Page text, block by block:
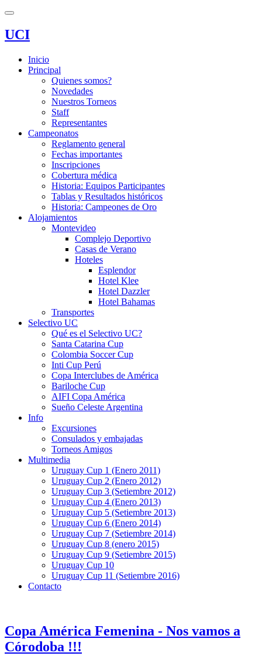
UCI
Inicio
Principal
Quienes somos?
Novedades
Nuestros Torneos
Staff
Representantes
Campeonatos
Reglamento general
Fechas importantes
Inscripciones
Cobertura médica
Historia: Equipos Participantes
Tablas y Resultados históricos
Historia: Campeones de Oro
Alojamientos
Montevideo
Complejo Deportivo
Casas de Verano
Hoteles
Esplendor
Hotel Klee
Hotel Dazzler
Hotel Bahamas
Transportes
Selectivo UC
Qué es el Selectivo UC?
Santa Catarina Cup
Colombia Soccer Cup
Inti Cup Perú
Copa Interclubes de América
Bariloche Cup
AIFI Copa América
Sueño Celeste Argentina
Info
Excursiones
Consulados y embajadas
Torneos Amigos
Multimedia
Uruguay Cup 1 (Enero 2011)
Uruguay Cup 2 (Enero 2012)
Uruguay Cup 3 (Setiembre 2012)
Uruguay Cup 4 (Enero 2013)
Uruguay Cup 5 (Setiembre 2013)
Uruguay Cup 6 (Enero 2014)
Uruguay Cup 7 (Setiembre 2014)
Uruguay Cup 8 (enero 2015)
Uruguay Cup 9 (Setiembre 2015)
Uruguay Cup 10
Uruguay Cup 11 (Setiembre 2016)
Contacto
Copa América Femenina - Nos vamos a
Córodoba !!!